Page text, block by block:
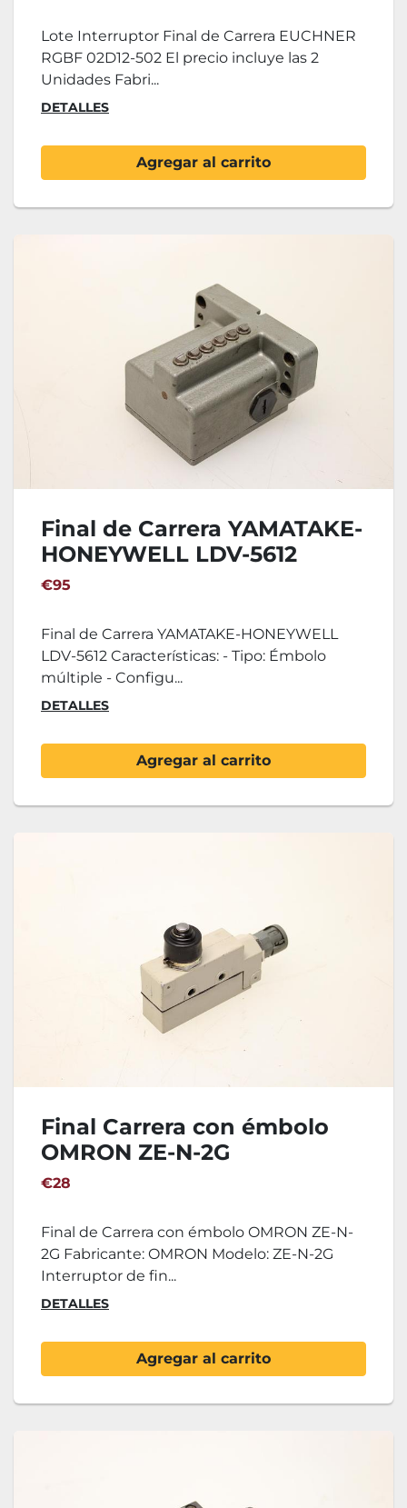
Lote Interruptor Final de Carrera EUCHNER
RGBF 02D12-502 El precio incluye las 2
Unidades Fabri...
DETALLES
Agregar al carrito
Final de Carrera YAMATAKE-
HONEYWELL LDV-5612
€95
Final de Carrera YAMATAKE-HONEYWELL
LDV-5612 Características: - Tipo: Émbolo
múltiple - Configu...
DETALLES
Agregar al carrito
Final Carrera con émbolo
OMRON ZE-N-2G
€28
Final de Carrera con émbolo OMRON ZE-N-
2G Fabricante: OMRON Modelo: ZE-N-2G
Interruptor de fin...
DETALLES
Agregar al carrito